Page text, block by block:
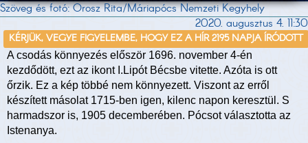
Szöveg és fotó: Orosz Rita/Máriapócs Nemzeti Kegyhely
2020. augusztus 4. 11:30
KÉRJÜK, VEGYE FIGYELEMBE, HOGY EZ A HÍR 2195 NAPJA ÍRÓDOTT
A csodás könnyezés először 1696. november 4-én
kezdődött, ezt az ikont I.Lipót Bécsbe vitette. Azóta is ott
őrzik. Ez a kép többé nem könnyezett. Viszont az erről
készített másolat 1715-ben igen, kilenc napon keresztül. S
harmadszor is, 1905 decemberében. Pócsot választotta az
Istenanya.